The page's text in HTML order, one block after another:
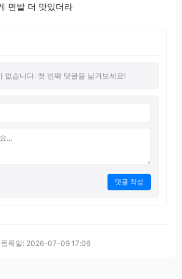
면발 더 맛있더라
없습니다. 첫 번째 댓글을 남겨보세요!
댓글 작성
등록일: 2026-07-09 17:06